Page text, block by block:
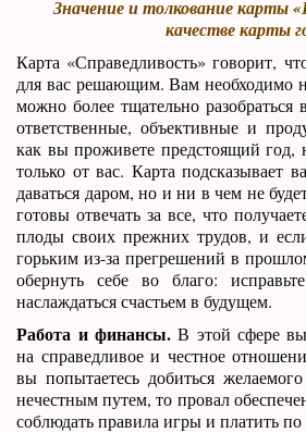
Значение и толкование
качестве карты
Карта «Справедливость» говорит,
для вас решающим. Вам необходимо
можно более тщательно разобраться
ответственные, объективные и
как вы проживете предстоящий год,
только от вас. Карта подсказывает
даваться даром, но и ни в чем не
готовы отвечать за все, что
плоды своих прежних трудов, и
горьким из-за прегрешений в
обернуть себе во благо:
наслаждаться счастьем в будущем.
Работа и финансы.В этой сфере вы
на справедливое и честное
вы попытаетесь добиться
нечестным путем, то провал
соблюдать правила игры и платить по